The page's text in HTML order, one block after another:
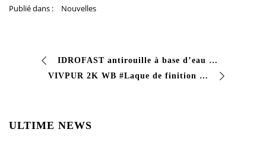
Publié dans :
Nouvelles
IDROFAST antirouille à base d’eau #Apprêt acrylique anticorrosion diluable à l’eau adapté comme couche de fond pour les supports ferreux tôle galvanisée en aluminium. Le pro…
VIVPUR 2K WB #Laque de finition polyuréthane à l’eau bi-composant Laque de finition polyuréthane à l’eau bi-composant avec d’excellentes caractéristiques de…
ULTIME NEWS